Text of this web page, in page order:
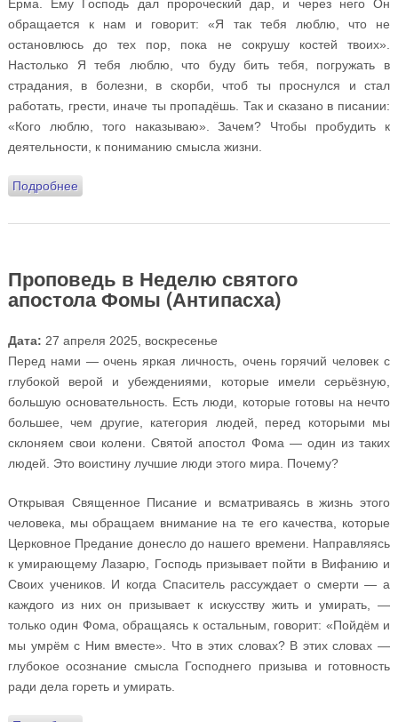
Ерма. Ему Господь дал пророческий дар, и через него Он
обращается к нам и говорит: «Я так тебя люблю, что не
остановлюсь до тех пор, пока не сокрушу костей твоих».
Настолько Я тебя люблю, что буду бить тебя, погружать в
страдания, в болезни, в скорби, чтоб ты проснулся и стал
работать, грести, иначе ты пропадёшь. Так и сказано в писании:
«Кого люблю, того наказываю». Зачем? Чтобы пробудить к
деятельности, к пониманию смысла жизни.
Подробнеео Проповедь на Введение во храм Пресвятой
Проповедь в Неделю святого
апостола Фомы (Антипасха)
Дата: 27 апреля 2025, воскресенье
Перед нами — очень яркая личность, очень горячий человек с
глубокой верой и убеждениями, которые имели серьёзную,
большую основательность. Есть люди, которые готовы на нечто
большее, чем другие, категория людей, перед которыми мы
склоняем свои колени. Святой апостол Фома — один из таких
людей. Это воистину лучшие люди этого мира. Почему?
Открывая Священное Писание и всматриваясь в жизнь этого
человека, мы обращаем внимание на те его качества, которые
Церковное Предание донесло до нашего времени. Направляясь
к умирающему Лазарю, Господь призывает пойти в Вифанию и
Своих учеников. И когда Спаситель рассуждает о смерти — а
каждого из них он призывает к искусству жить и умирать, —
только один Фома, обращаясь к остальным, говорит: «Пойдём и
мы умрём с Ним вместе». Что в этих словах? В этих словах —
глубокое осознание смысла Господнего призыва и готовность
ради дела гореть и умирать.